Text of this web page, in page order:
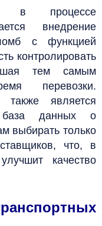
в процессе
внедрение
с функцией
контролировать
тем самым
перевозки.
также является
база данных о
выбирать только
что, в
качество